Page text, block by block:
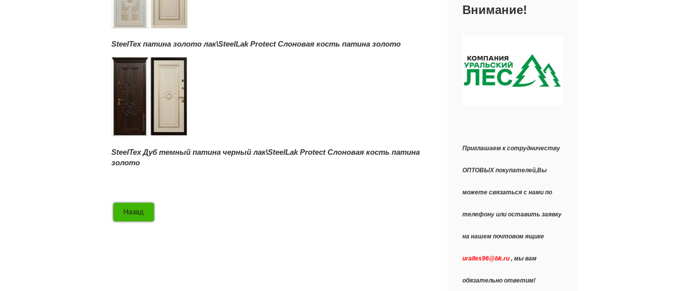
SteelTex патина золото лак\SteelLak Protect Слоновая кость патина золото
SteelTex Дуб темный патина черный лак\SteelLak Protect Слоновая кость патина
золото
Внимание!
Приглашаем к сотрудничеству
ОПТОВЫХ покупателей,Вы
можете связаться с нами по
телефону или оставить заявку
на нашем почтовом ящике
uralles96@bk.ru , мы вам
обязательно ответим!